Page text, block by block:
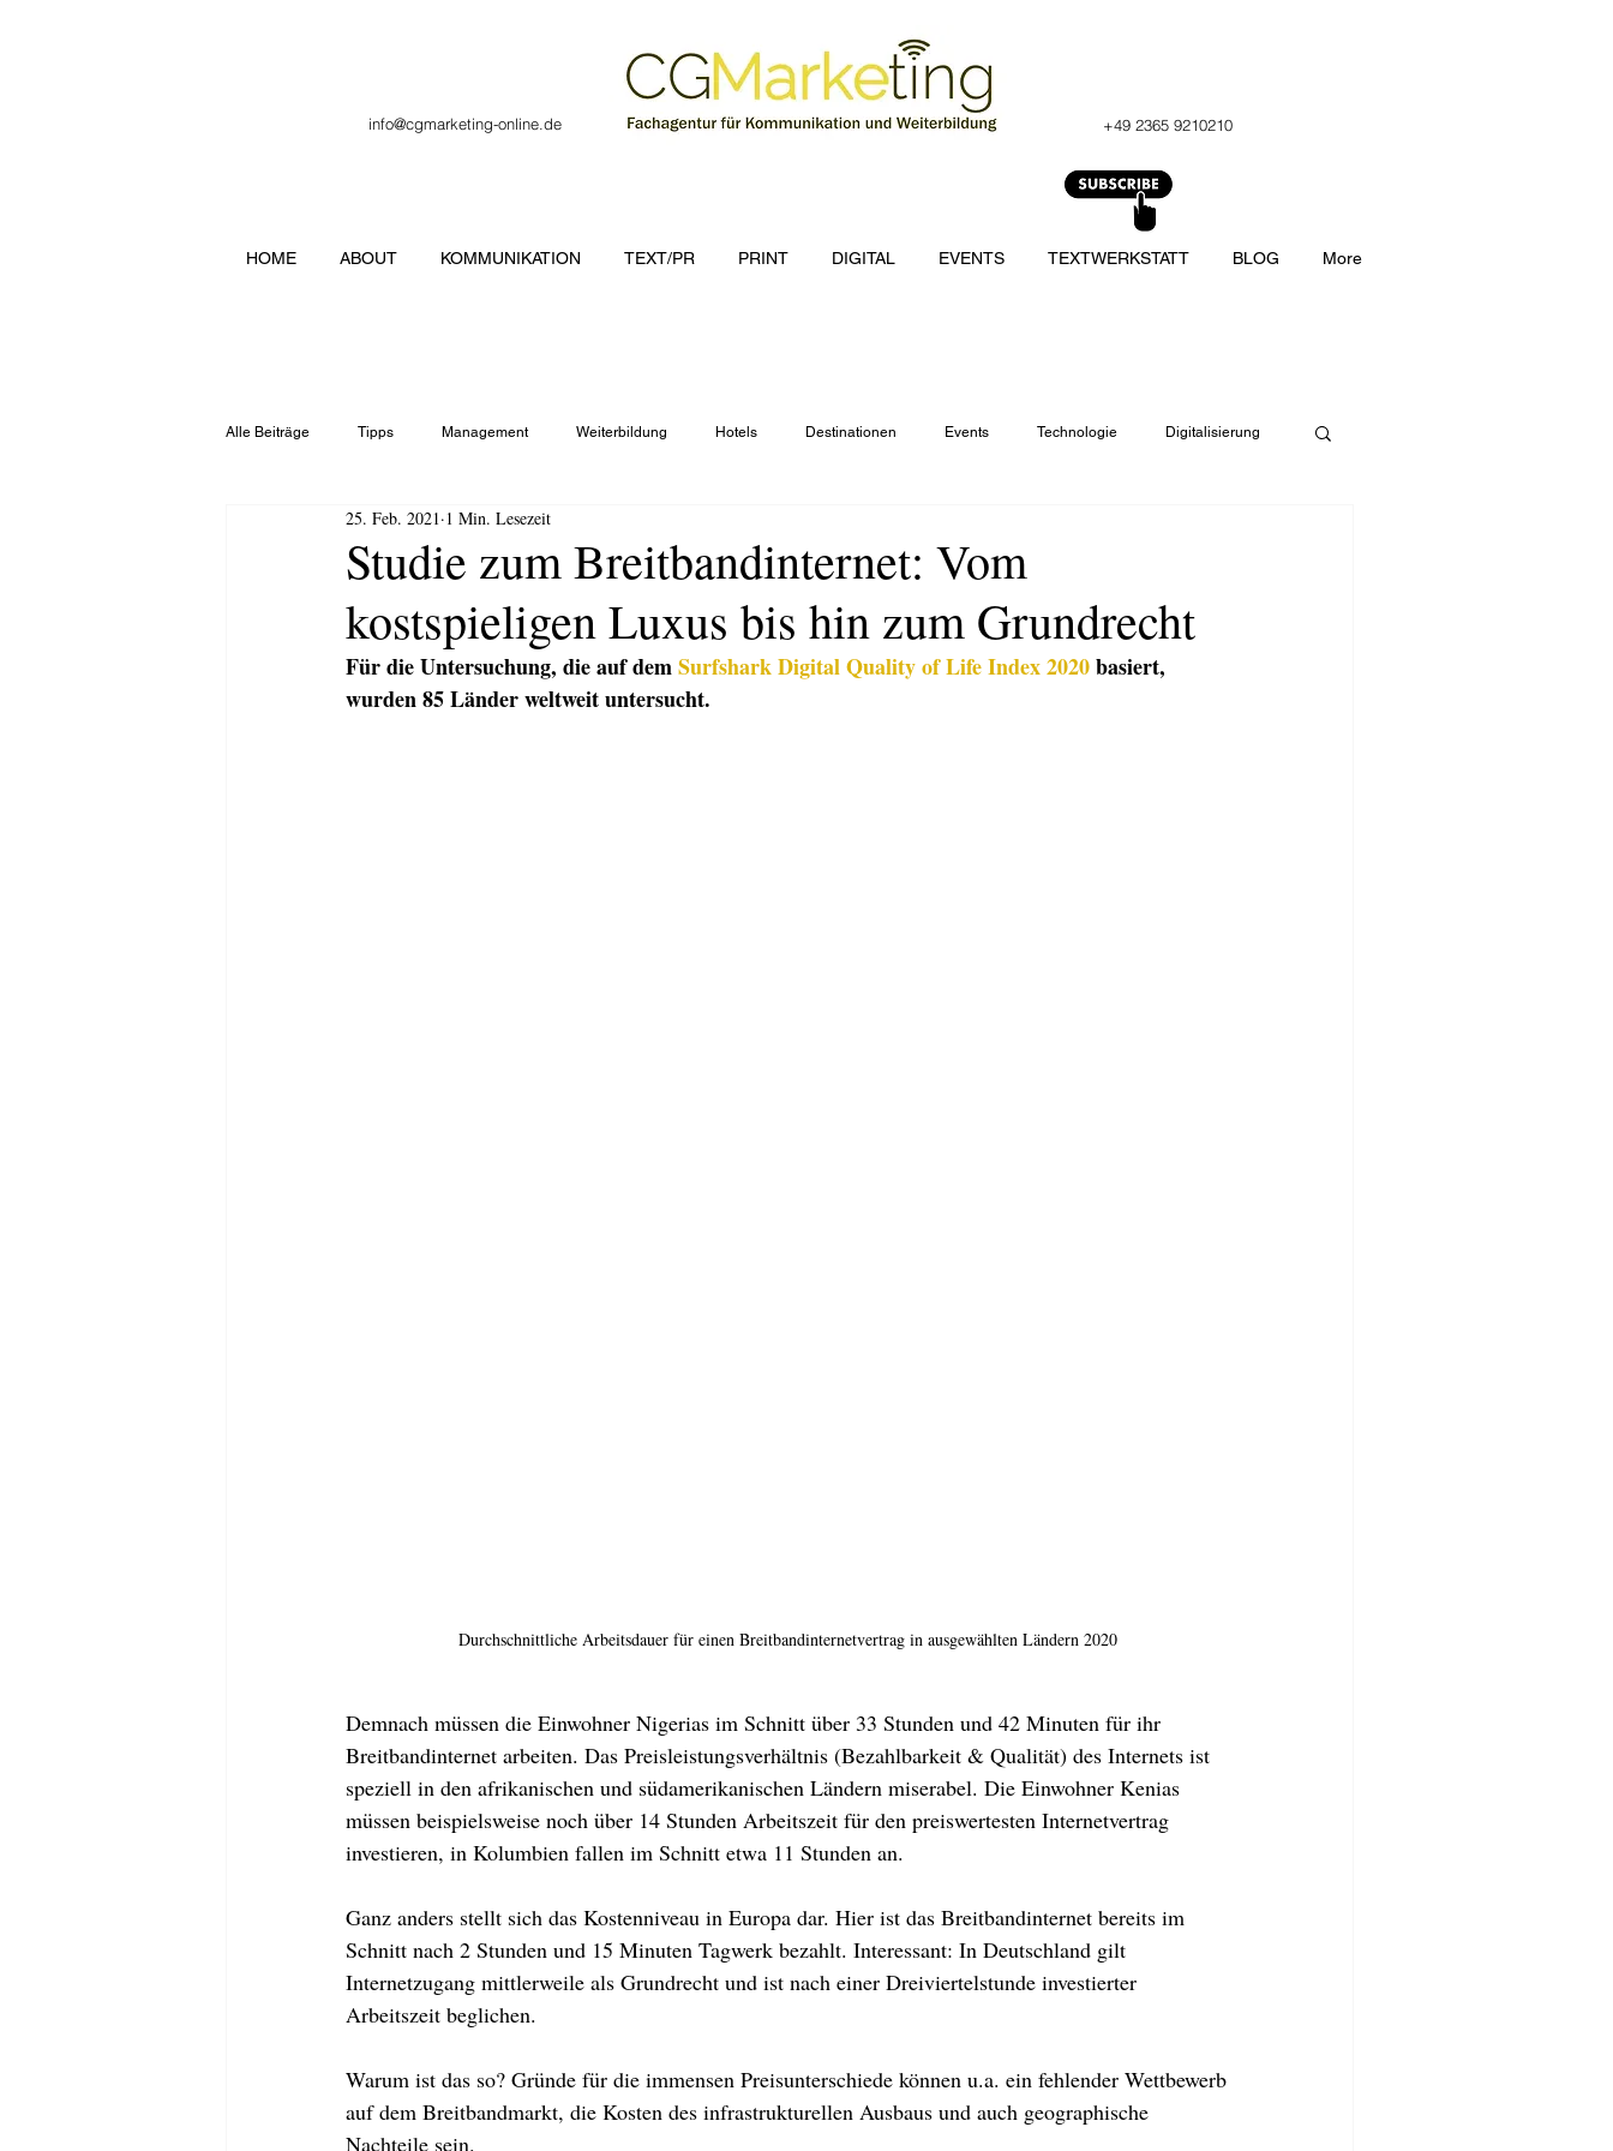
info@cgmarketing-online.de +49 2365 9210210
Alle Beiträge Tipps Management Weiterbildung Hotels Destinationen Events Technologie Digitalisierung
Veranstaltung Verbände Locations
Studie zum Breitbandinternet: Vom
kostspieligen Luxus bis hin zum Grundrecht
25. Feb. 2021 1 Min. Lesezeit
Für die Untersuchung, die auf dem Surfshark Digital Quality of Life Index 2020 basiert,
wurden 85 Länder weltweit untersucht.
Durchschnittliche Arbeitsdauer für einen Breitbandinternetvertrag in ausgewählten Ländern 2020
Demnach müssen die Einwohner Nigerias im Schnitt über 33 Stunden und 42 Minuten für ihr
Breitbandinternet arbeiten. Das Preisleistungsverhältnis (Bezahlbarkeit & Qualität) des Internets ist
speziell in den afrikanischen und südamerikanischen Ländern miserabel. Die Einwohner Kenias
müssen beispielsweise noch über 14 Stunden Arbeitszeit für den preiswertesten Internetvertrag
investieren, in Kolumbien fallen im Schnitt etwa 11 Stunden an.
Ganz anders stellt sich das Kostenniveau in Europa dar. Hier ist das Breitbandinternet bereits im
Schnitt nach 2 Stunden und 15 Minuten Tagwerk bezahlt. Interessant: In Deutschland gilt
Internetzugang mittlerweile als Grundrecht und ist nach einer Dreiviertelstunde investierter
Arbeitszeit beglichen.
Warum ist das so? Gründe für die immensen Preisunterschiede können u.a. ein fehlender Wettbewerb
auf dem Breitbandmarkt, die Kosten des infrastrukturellen Ausbaus und auch geographische
Nachteile sein.
HOME ABOUT KOMMUNIKATION TEXT/PR PRINT DIGITAL EVENTS TEXTWERKSTATT BLOG More